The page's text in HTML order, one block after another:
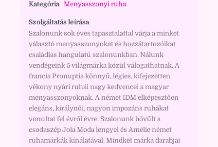
Kategória Menyasszonyi ruha
Szolgáltatás leírása
Szalonunk sok éves tapasztalattal várja a minket
választó menyasszonyokat és hozzátartozóikat
családias hangulatú szalonunkban. Nálunk
vendégeink 5 világmárka közül válogathatnak. A
francia Pronuptia könnyű, légies, kifejezetten
vékony nyári ruhái nagy kedvencei a magyar
menyasszonyoknak. A német IDM elképesztően
elegáns, királynői, nagyon impozáns ruhákat
vonultat fel évről évre. Szalonunk bővült a
csodaszép Jola Moda lengyel és Amélie német
ruhamárkák kínálatával. Mindkét márka darabjai